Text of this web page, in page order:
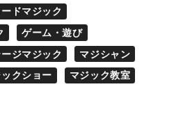
ドマジック
ゲーム・遊び
ージマジック
マジシャン
クショー
マジック教室